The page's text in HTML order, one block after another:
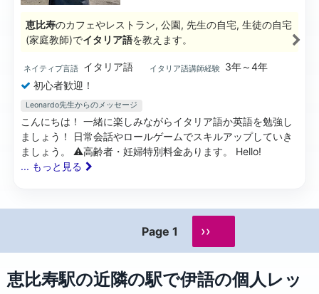
恵比寿のカフェやレストラン, 公園, 先生の自宅, 生徒の自宅
(家庭教師)でイタリア語を教えます。
ネイティブ言語 イタリア語 イタリア語講師経験
3年～4年
初心者歓迎！
Leonardo先生からのメッセージ
こんにちは！ 一緒に楽しみながらイタリア語か英語を勉強し
ましょう！ 日常会話やロールゲームでスキルアップしていき
ましょう。 ⚠️高齢者・妊婦特別料金あります。 Hello!
... もっと見る
Page 1 ››
恵比寿駅の近隣の駅で伊語の個人レッ